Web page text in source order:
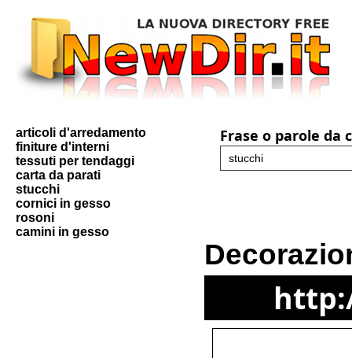
articoli d'arredamento
finiture d'interni
tessuti per tendaggi
carta da parati
stucchi
cornici in gesso
rosoni
camini in gesso
Frase o parole da